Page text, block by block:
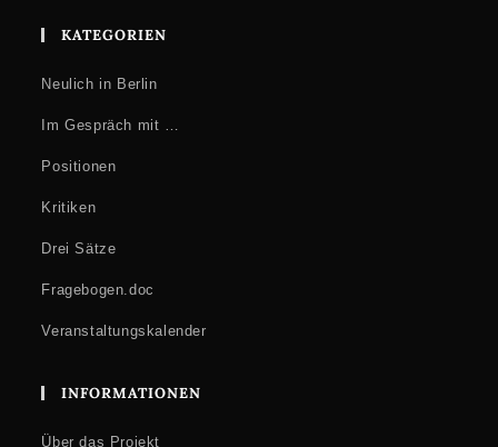
KATEGORIEN
Neulich in Berlin
Im Gespräch mit …
Positionen
Kritiken
Drei Sätze
Fragebogen.doc
Veranstaltungskalender
INFORMATIONEN
Über das Projekt